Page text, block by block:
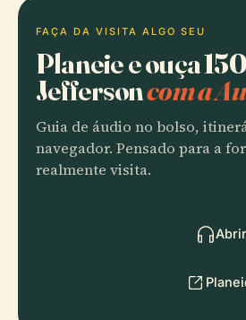
FAÇA DA VISITA ALGO SEU
Planeie e ouça
Jeffersoncom a
Guia de áudio no bolso,
navegador. Pensado para a
realmente visita.